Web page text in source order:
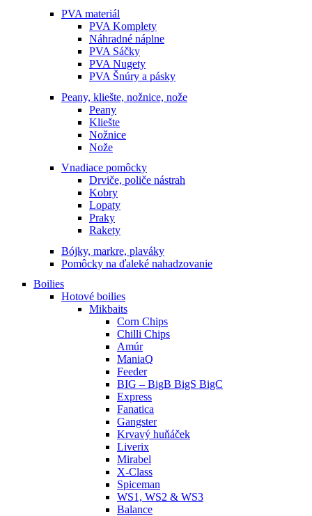
PVA materiál
PVA Komplety
Náhradné náplne
PVA Sáčky
PVA Nugety
PVA Šnúry a pásky
Peany, kliešte, nožnice, nože
Peany
Kliešte
Nožnice
Nože
Vnadiace pomôcky
Drviče, poliče nástrah
Kobry
Lopaty
Praky
Rakety
Bójky, markre, plaváky
Pomôcky na ďaleké nahadzovanie
Boilies
Hotové boilies
Mikbaits
Corn Chips
Chilli Chips
Amúr
ManiaQ
Feeder
BIG – BigB BigS BigC
Express
Fanatica
Gangster
Krvavý huňáček
Liverix
Mirabel
X-Class
Spiceman
WS1, WS2 & WS3
Balance